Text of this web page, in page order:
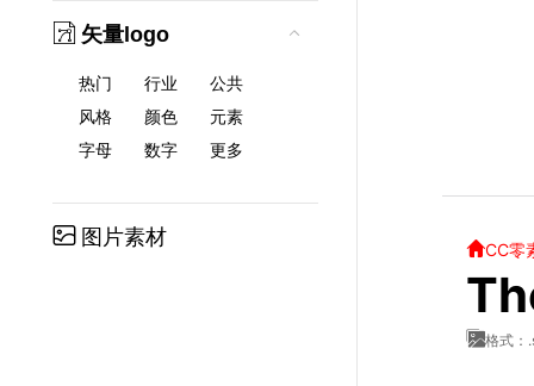
矢量logo
热门 行业
公共
风格
颜色
元素
字母
数字 更多
图片素材
CC零
格式：